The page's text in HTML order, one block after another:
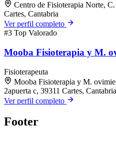
Centro de Fisioterapia Norte,
Cartes, Cantabria
Ver perfil completo
#3 Top Valorado
Mooba Fisioterapia y M.
Fisioterapeuta
Mooba Fisioterapia y M.
2apuerta c, 39311 Cartes, Cantabria
Ver perfil completo
Footer